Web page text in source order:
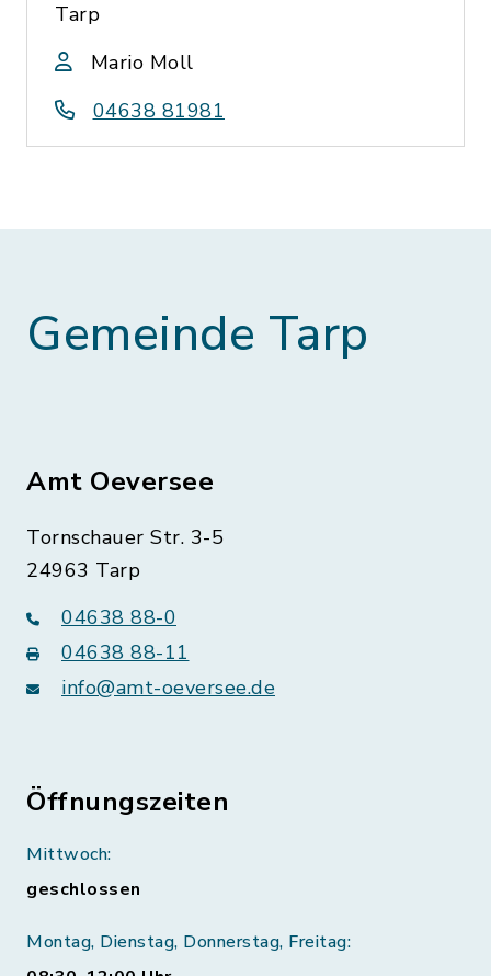
Tarp
Mario Moll
04638 81981
Gemeinde Tarp
Amt Oeversee
Tornschauer Str. 3-5
24963 Tarp
04638 88-0
04638 88-11
info@amt-oeversee.de
Öffnungszeiten
Mittwoch:
geschlossen
Montag, Dienstag, Donnerstag, Freitag: